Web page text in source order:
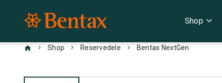
Shop expand_more
chevron_right Shop chevron_right Reservedele chevron_right Bentax NextGen